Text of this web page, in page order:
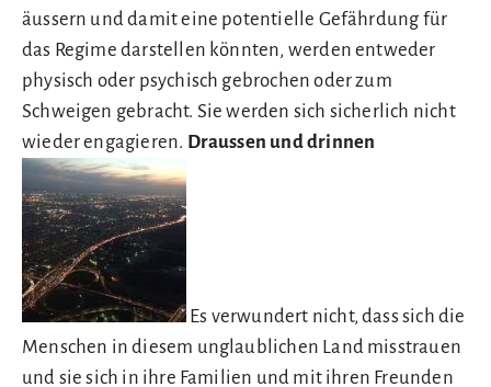
äussern und damit eine potentielle Gefährdung für
das Regime darstellen könnten, werden entweder
physisch oder psychisch gebrochen oder zum
Schweigen gebracht. Sie werden sich sicherlich nicht
wieder engagieren. Draussen und drinnen
Es verwundert nicht, dass sich die
Menschen in diesem unglaublichen Land misstrauen
und sie sich in ihre Familien und mit ihren Freunden